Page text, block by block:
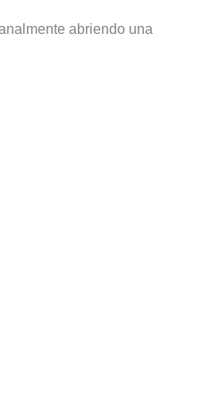
abriendo una